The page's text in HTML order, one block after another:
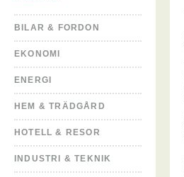
BILAR & FORDON
EKONOMI
ENERGI
HEM & TRÄDGÅRD
HOTELL & RESOR
INDUSTRI & TEKNIK